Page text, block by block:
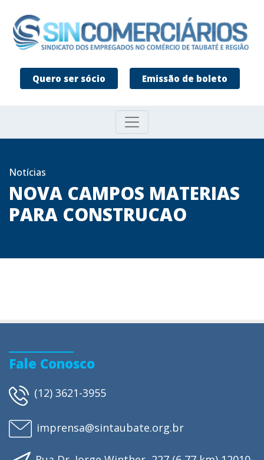
Quero ser sócio Emissão de boleto
Notícias
NOVA CAMPOS MATERIAS
PARA CONSTRUCAO
Fale Conosco
(12) 3621-3955
imprensa@sintaubate.org.br